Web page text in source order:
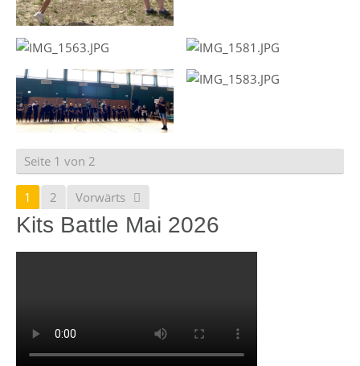
Seite 1 von 2
1 2 Vorwärts
Kits Battle Mai 2026